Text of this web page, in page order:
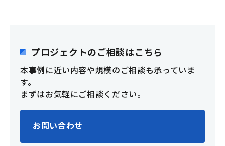
プロジェクトのご相談はこちら
本事例に近い内容や規模のご相談も承っていま
す。
まずはお気軽にご相談ください。
お問い合わせ